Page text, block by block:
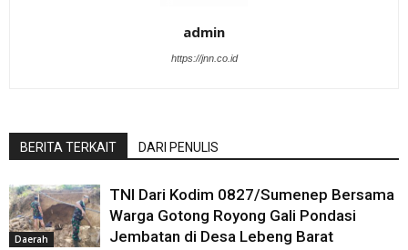
admin
https://jnn.co.id
BERITA TERKAIT DARI PENULIS
Daerah
TNI Dari Kodim 0827/Sumenep Bersama
Warga Gotong Royong Gali Pondasi
Jembatan di Desa Lebeng Barat